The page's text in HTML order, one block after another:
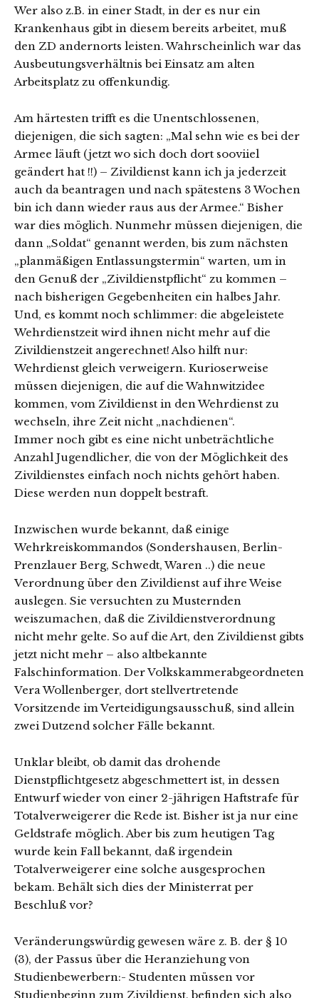
Wer also z.B. in einer Stadt, in der es nur ein
Kranken­haus gibt in diesem bereits arbeitet, muß
den ZD andernorts leisten. Wahrscheinlich war das
Ausbeutungsverhältnis bei Einsatz am alten
Arbeitsplatz zu offenkundig.
Am härtesten trifft es die Unentschlossenen,
diejenigen, die sich sagten: „Mal sehn wie es bei der
Armee läuft (jetzt wo sich doch dort sooviiel
geändert hat !!) – Zivildienst kann ich ja jederzeit
auch da beantragen und nach spätestens 3 Wochen
bin ich dann wieder raus aus der Armee.“ Bisher
war dies möglich. Nunmehr müssen diejenigen, die
dann „Soldat“ genannt werden, bis zum nächsten
„planmäßigen Entlassungstermin“ warten, um in
den Genuß der „Zivildienstpflicht“ zu kommen –
nach bisherigen Gegebenheiten ein halbes Jahr.
Und, es kommt noch schlimmer: die abgeleistete
Wehrdienstzeit wird ihnen nicht mehr auf die
Zivildienstzeit angerechnet! Also hilft nur:
Wehrdienst gleich verweigern. Kurioserweise
müssen diejenigen, die auf die Wahnwitzidee
kommen, vom Zivildienst in den Wehrdienst zu
wechseln, ihre Zeit nicht „nachdienen“.
Immer noch gibt es eine nicht unbeträchtliche
Anzahl Jugendlicher, die von der Möglichkeit des
Zivildienstes einfach noch nichts gehört haben.
Diese werden nun doppelt bestraft.
Inzwischen wurde bekannt, daß einige
Wehrkreiskommandos (Son­dershausen, Berlin-
Prenzlauer Berg, Schwedt, Waren ..) die neue
Verordnung über den Zivildienst auf ihre Weise
auslegen. Sie versuch­ten zu Musternden
weiszumachen, daß die Zivildienstverordnung
nicht mehr gelte. So auf die Art, den Zivildienst gibts
jetzt nicht mehr – also altbekannte
Falschinformation. Der Volkskammerabgeordneten
Vera Wollenberger, dort stellvertretende
Vorsitzende im Verteidigungsausschuß, sind allein
zwei Dutzend solcher Fälle bekannt.
Unklar bleibt, ob damit das drohende
Dienstpflichtgesetz abgeschmettert ist, in dessen
Entwurf wieder von einer 2-jährigen Haftstrafe für
Totalverweigerer die Rede ist. Bisher ist ja nur eine
Geldstrafe möglich. Aber bis zum heutigen Tag
wurde kein Fall bekannt, daß irgendein
Totalverweigerer eine solche ausgesprochen
bekam. Behält sich dies der Ministerrat per
Beschluß vor?
Veränderungswürdig gewesen wäre z. B. der § 10
(3), der Passus über die Heranziehung von
Studienbewerbern:- Studenten müssen vor
Studien­beginn zum Zivildienst, befinden sich also